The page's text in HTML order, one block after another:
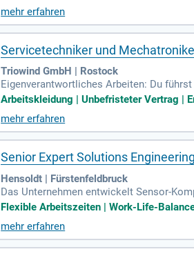
mehr erfahren
Servicetechniker und
Triowind GmbH | Rostock
Eigenverantwortliches Arbeiten: Du
dass alle Sicherheits- und
Arbeitskleidung | Unbefristeter Vertrag |
mehr erfahren
Senior Expert Solutions
Hensoldt | Fürstenfeldbruck
Das Unternehmen entwickelt Sensor-
DT plattformunabhängige, vernetzte
Flexible Arbeitszeiten | Work-Life-
mehr erfahren